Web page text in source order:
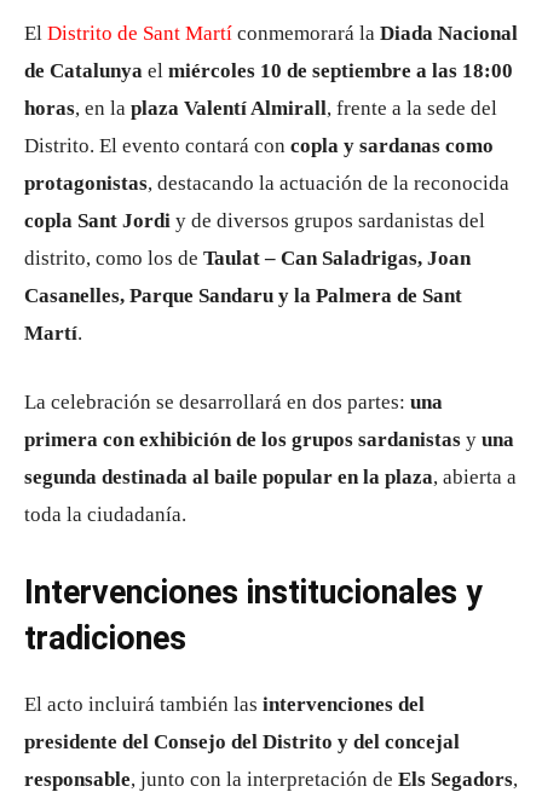
El Distrito de Sant Martí conmemorará la Diada Nacional
de Catalunya el miércoles 10 de septiembre a las 18:00
horas, en la plaza Valentí Almirall, frente a la sede del
Distrito. El evento contará con copla y sardanas como
protagonistas, destacando la actuación de la reconocida
copla Sant Jordi y de diversos grupos sardanistas del
distrito, como los de Taulat – Can Saladrigas, Joan
Casanelles, Parque Sandaru y la Palmera de Sant
Martí.
La celebración se desarrollará en dos partes: una
primera con exhibición de los grupos sardanistas y una
segunda destinada al baile popular en la plaza, abierta a
toda la ciudadanía.
Intervenciones institucionales y
tradiciones
El acto incluirá también las intervenciones del
presidente del Consejo del Distrito y del concejal
responsable, junto con la interpretación de Els Segadors,